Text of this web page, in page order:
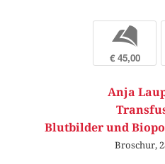
b
€ 45,00
Anja
Blutbilder und
Broschur,